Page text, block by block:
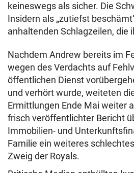
keineswegs als sicher. Die
Insidern als „zutiefst
anhaltenden Schlagzeilen, die
Nachdem Andrew bereits im
wegen des Verdachts auf
öffentlichen Dienst
und verhört wurde, weiteten
Ermittlungen Ende Mai weiter
frisch veröffentlichter Bericht
Immobilien- und
Familie ein weiteres
Zweig der Royals.